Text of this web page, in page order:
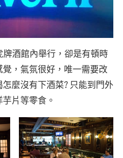
牌酒館內舉行，卻是有頓時
，氣氛很好，唯一需要改
麼沒有下酒菜? 只能到門外
片等零食。